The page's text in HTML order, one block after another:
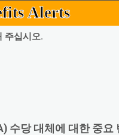
Alerts
주십시오.
수당 대체에 대한 중요